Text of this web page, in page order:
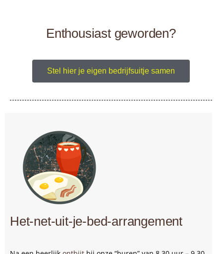
Enthousiast geworden?
Stel hier je eigen bedrijfsuitje samen
Het-net-uit-je-bed-arrangement